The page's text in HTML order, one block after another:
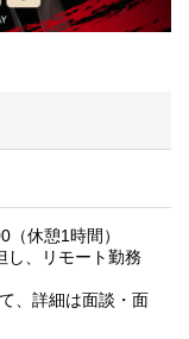
休憩1時間）
し、リモート勤務
、詳細は面談・面